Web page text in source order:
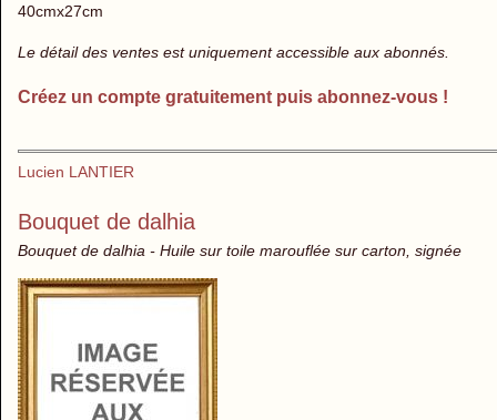
40cmx27cm
Le détail des ventes est uniquement accessible aux abonnés.
Créez un compte gratuitement puis abonnez-vous !
Lucien LANTIER
Bouquet de dalhia
Bouquet de dalhia - Huile sur toile marouflée sur carton, signée